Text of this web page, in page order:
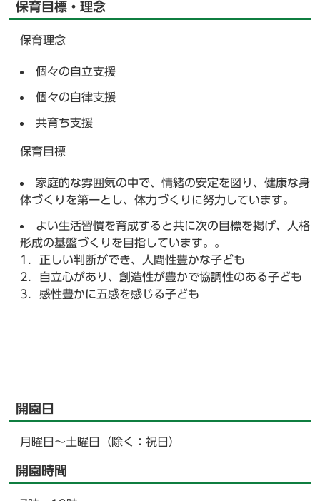
保育目標・理念
保育理念
個々の自立支援
個々の自律支援
共育ち支援
保育目標
家庭的な雰囲気の中で、情緒の安定を図り、健康な身
体づくりを第一とし、体力づくりに努力しています。
よい生活習慣を育成すると共に次の目標を掲げ、人格
形成の基盤づくりを目指しています。。
1．正しい判断ができ、人間性豊かな子ども
2．自立心があり、創造性が豊かで協調性のある子ども
3．感性豊かに五感を感じる子ども
開園日
月曜日～土曜日（除く：祝日）
開園時間